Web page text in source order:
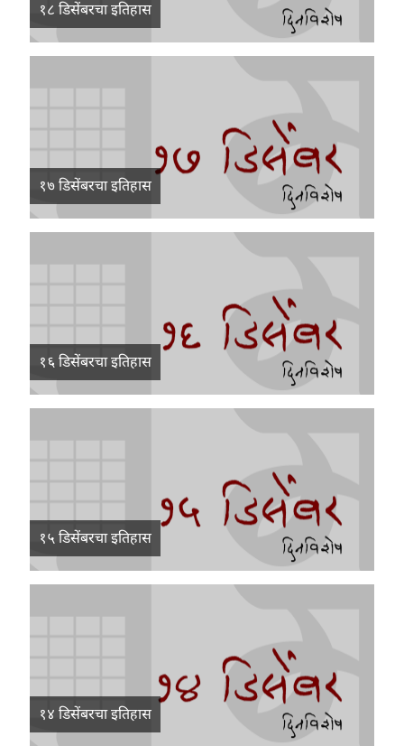
१८ डिसेंबरचा इतिहास
१७ डिसेंबरचा इतिहास
१६ डिसेंबरचा इतिहास
१५ डिसेंबरचा इतिहास
१४ डिसेंबरचा इतिहास